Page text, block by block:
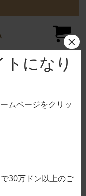
になり
ムページをクリッ
30万ドン以上のご
×